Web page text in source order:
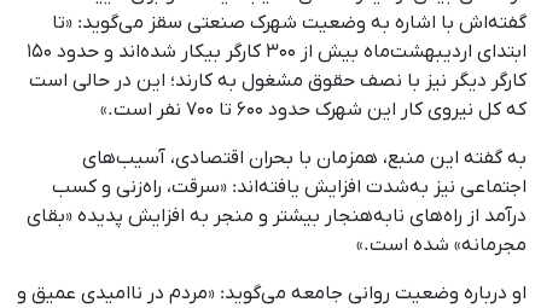
گفته‌اش با اشاره به وضعیت شهرک صنعتی سقز می‌گوید: «تا
ابتدای اردیبهشت‌ماه بیش از ۳۰۰ کارگر بیکار شده‌اند و حدود ۱۵۰
کارگر دیگر نیز با نصف حقوق مشغول به کارند؛ این در حالی است
که کل نیروی کار این شهرک حدود ۶۰۰ تا ۷۰۰ نفر است.»
به گفته این منبع، همزمان با بحران اقتصادی، آسیب‌های
اجتماعی نیز به‌شدت افزایش یافته‌اند: «سرقت، راه‌زنی و کسب
درآمد از راه‌های نابه‌هنجار بیشتر و منجر به افزایش پدیده «بقای
مجرمانه» شده است.»
او درباره وضعیت روانی جامعه می‌گوید: «مردم در ناامیدی عمیق و